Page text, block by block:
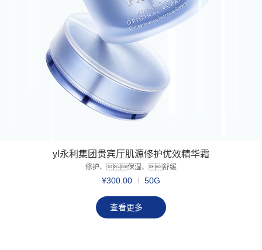
yl永利集团贵宾厅肌源修护优效精华霜
修护、保湿、舒缓
¥300.00 50G
查看更多